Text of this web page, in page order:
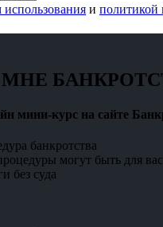
и политикой
мини-курс на сайте
банкротства
могут быть для вас
без суда